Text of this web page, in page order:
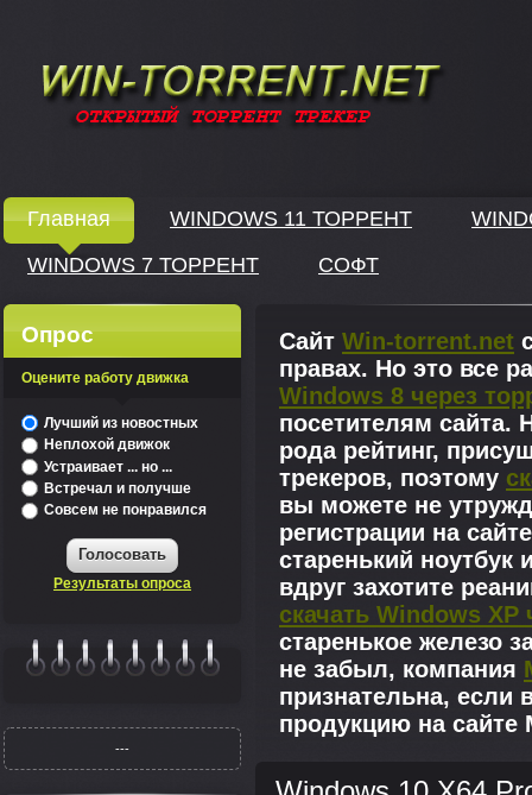
Главная WINDOWS 11 ТОРРЕНТ
WINDOWS 7 ТОРРЕНТ
СОФТ
Сайт Win-torrent.net
правах. Но это все
Windows 8 через
посетителям сайта.
рода рейтинг,
трекеров, поэтому
вы можете не
регистрации на
старенький
вдруг захотите
скачать Windows XP
старенькое железо
не забыл, компания
признательна, если
продукцию на сайте
Опрос
Оцените работу движка
Лучший из новостных
Неплохой движок
Устраивает ... но ...
Встречал и получше
Совсем не понравился
Голосовать
Результаты опроса
---